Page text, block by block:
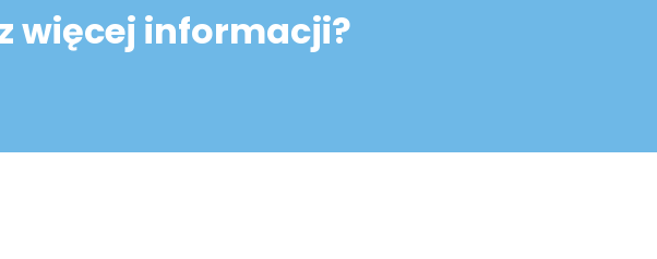
więcej informacji?